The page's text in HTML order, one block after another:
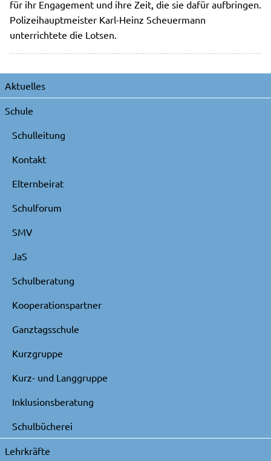
für ihr Engagement und ihre Zeit, die sie dafür aufbringen.
Polizeihauptmeister Karl-Heinz Scheuermann
unterrichtete die Lotsen.
Navigation
Aktuelles
Schule
Schulleitung
Kontakt
Elternbeirat
Schulforum
SMV
JaS
Schulberatung
Kooperationspartner
Ganztagsschule
Kurzgruppe
Kurz- und Langgruppe
Inklusionsberatung
Schulbücherei
Lehrkräfte